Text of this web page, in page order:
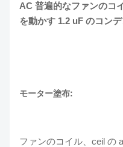
AC 普遍的なファンのコ
を動かす 1.2 uF のコン
モーター塗布:
ファンのコイル、ceil の